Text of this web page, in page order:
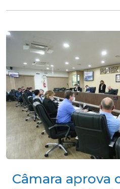
Câmara aprova